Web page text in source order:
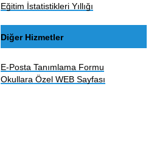
Eğitim İstatistikleri Yıllığı
Diğer Hizmetler
E-Posta Tanımlama Formu
Okullara Özel WEB Sayfası